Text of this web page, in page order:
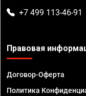
+7 499 113-46-91
Правовая
Договор-Оферта
Политика